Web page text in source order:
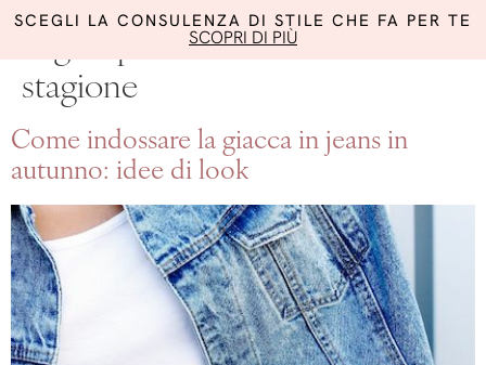
SCEGLI LA CONSULENZA DI STILE CHE FA PER TE
SCOPRI DI PIÙ
capi must have mezza
stagione
Come indossare la giacca in jeans in
autunno: idee di look